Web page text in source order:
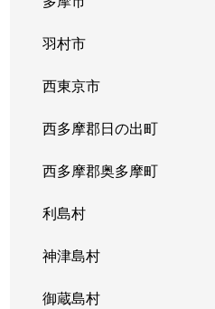
羽村市
西東京市
西多摩郡日の出町
西多摩郡奥多摩町
利島村
神津島村
御蔵島村